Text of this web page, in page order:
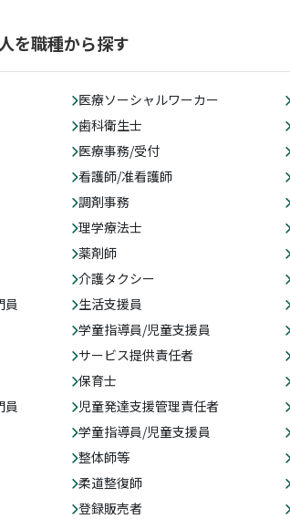
を職種から探す
医療ソーシャルワーカー
歯科衛生士
医療事務/受付
看護師/准看護師
調剤事務
理学療法士
薬剤師
介護タクシー
員
生活支援員
学童指導員/児童支援員
サービス提供責任者
保育士
員
児童発達支援管理責任者
学童指導員/児童支援員
整体師等
柔道整復師
登録販売者